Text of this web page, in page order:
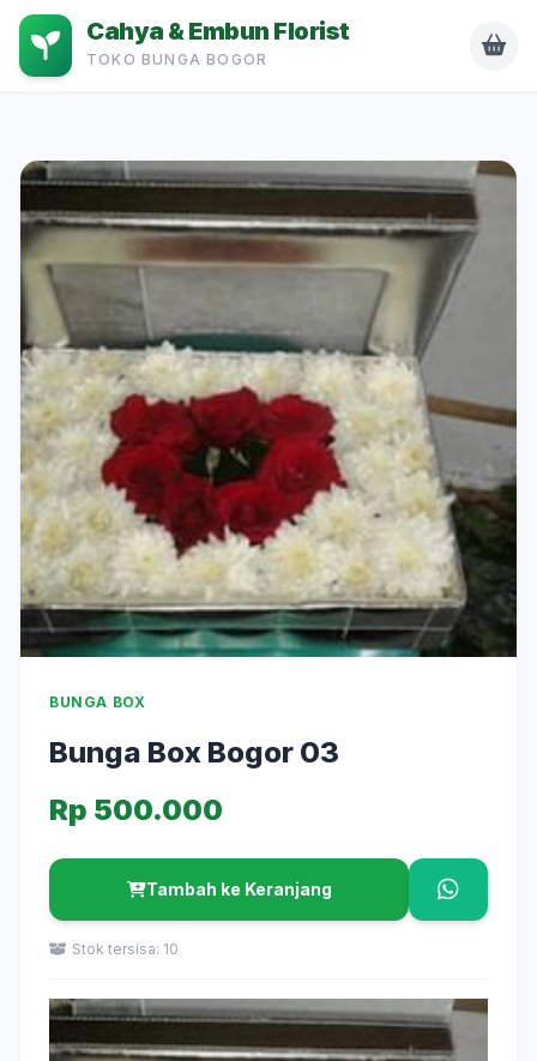
Cahya & Embun Florist
TOKO BUNGA BOGOR
BUNGA BOX
Bunga Box Bogor 03
Rp 500.000
Tambah ke Keranjang
Stok tersisa: 10